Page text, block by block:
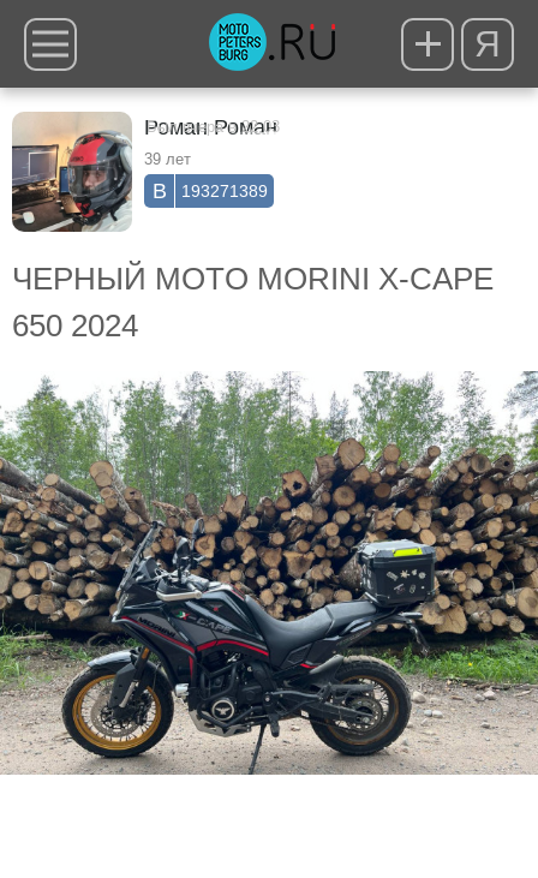
Я
Роман Роман
Был вчера в 22:03
39 лет
193271389
ЧЕРНЫЙ MOTO MORINI X-CAPE
650 2024